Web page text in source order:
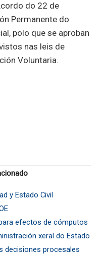
do 22 de
Permanente do
polo que se aproban
nas leis de
Voluntaria.
y Estado Civil
efectos de cómputos
xeral do Estado
decisiones procesales